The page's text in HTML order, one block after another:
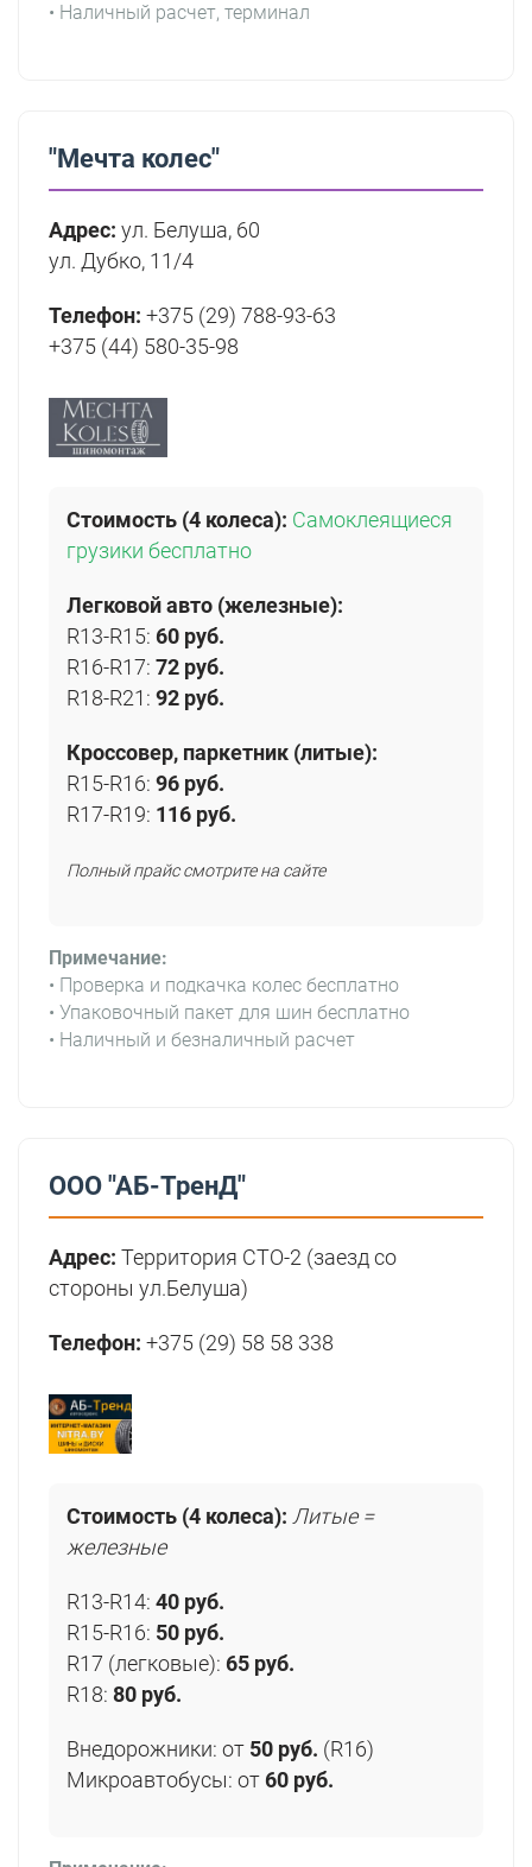
• Наличный расчет, терминал
"Мечта колес"
Адрес: ул. Белуша, 60
ул. Дубко, 11/4
Телефон: +375 (29) 788-93-63
+375 (44) 580-35-98
Стоимость (4 колеса): Самоклеящиеся
грузики бесплатно
Легковой авто (железные):
R13-R15: 60 руб.
R16-R17: 72 руб.
R18-R21: 92 руб.
Кроссовер, паркетник (литые):
R15-R16: 96 руб.
R17-R19: 116 руб.
Полный прайс смотрите на сайте
Примечание:
• Проверка и подкачка колес бесплатно
• Упаковочный пакет для шин бесплатно
• Наличный и безналичный расчет
ООО "АБ-ТренД"
Адрес: Территория СТО-2 (заезд со
стороны ул.Белуша)
Телефон: +375 (29) 58 58 338
Стоимость (4 колеса): Литые =
железные
R13-R14: 40 руб.
R15-R16: 50 руб.
R17 (легковые): 65 руб.
R18: 80 руб.
Внедорожники: от 50 руб. (R16)
Микроавтобусы: от60 руб.